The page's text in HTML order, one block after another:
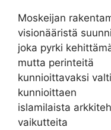
Moskeijan
visionääristä
joka pyrki
mutta perinteitä
kunnioittavaksi
kunnioittaen
islamilaista
vaikutteita